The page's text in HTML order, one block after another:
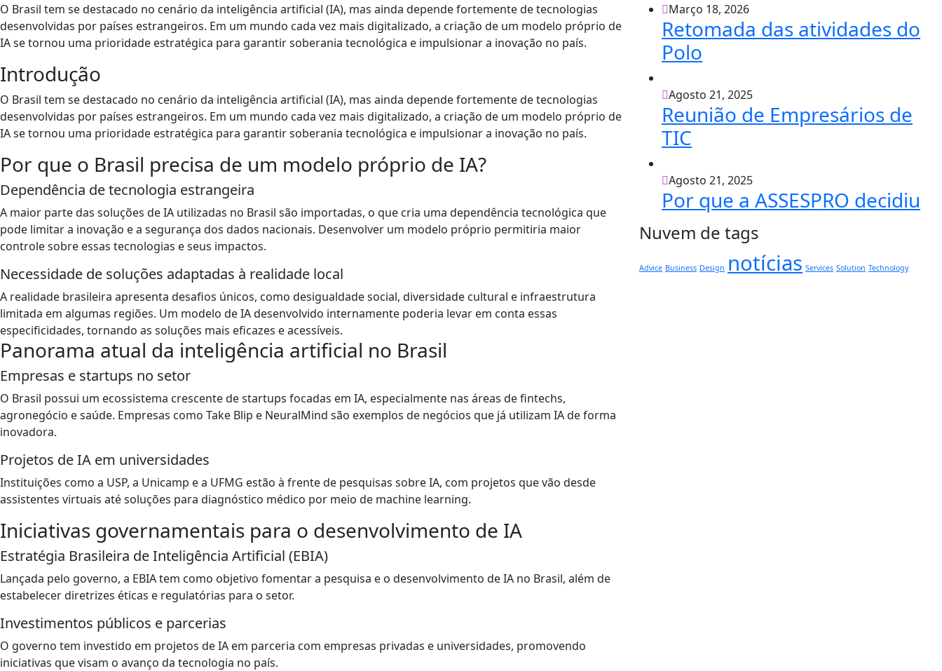
O Brasil tem se destacado no cenário da inteligência artificial (IA), mas ainda depende fortemente de tecnologias
desenvolvidas por países estrangeiros. Em um mundo cada vez mais digitalizado, a criação de um modelo próprio de
IA se tornou uma prioridade estratégica para garantir soberania tecnológica e impulsionar a inovação no país.
Introdução
O Brasil tem se destacado no cenário da inteligência artificial (IA), mas ainda depende fortemente de tecnologias
desenvolvidas por países estrangeiros. Em um mundo cada vez mais digitalizado, a criação de um modelo próprio de
IA se tornou uma prioridade estratégica para garantir soberania tecnológica e impulsionar a inovação no país.
Por que o Brasil precisa de um modelo próprio de IA?
Dependência de tecnologia estrangeira
A maior parte das soluções de IA utilizadas no Brasil são importadas, o que cria uma dependência tecnológica que
pode limitar a inovação e a segurança dos dados nacionais. Desenvolver um modelo próprio permitiria maior
controle sobre essas tecnologias e seus impactos.
Necessidade de soluções adaptadas à realidade local
A realidade brasileira apresenta desafios únicos, como desigualdade social, diversidade cultural e infraestrutura
limitada em algumas regiões. Um modelo de IA desenvolvido internamente poderia levar em conta essas
especificidades, tornando as soluções mais eficazes e acessíveis.
Panorama atual da inteligência artificial no Brasil
Empresas e startups no setor
O Brasil possui um ecossistema crescente de startups focadas em IA, especialmente nas áreas de fintechs,
agronegócio e saúde. Empresas como Take Blip e NeuralMind são exemplos de negócios que já utilizam IA de forma
inovadora.
Projetos de IA em universidades
Instituições como a USP, a Unicamp e a UFMG estão à frente de pesquisas sobre IA, com projetos que vão desde
assistentes virtuais até soluções para diagnóstico médico por meio de machine learning.
Iniciativas governamentais para o desenvolvimento de IA
Estratégia Brasileira de Inteligência Artificial (EBIA)
Lançada pelo governo, a EBIA tem como objetivo fomentar a pesquisa e o desenvolvimento de IA no Brasil, além de
estabelecer diretrizes éticas e regulatórias para o setor.
Investimentos públicos e parcerias
O governo tem investido em projetos de IA em parceria com empresas privadas e universidades, promovendo
iniciativas que visam o avanço da tecnologia no país.
Março 18, 2026
Retomada das atividades do
Polo
Agosto 21, 2025
Reunião de Empresários de
TIC
Agosto 21, 2025
Por que a ASSESPRO decidiu
Nuvem de tags
Advice Business Design notícias Services Solution Technology